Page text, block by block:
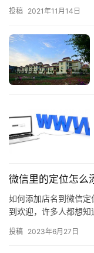
倒…
投稿 2021年11月14日
微信里的定位怎么
如何添加店名到微信
到欢迎，许多人都想
定…
投稿 2023年6月27日